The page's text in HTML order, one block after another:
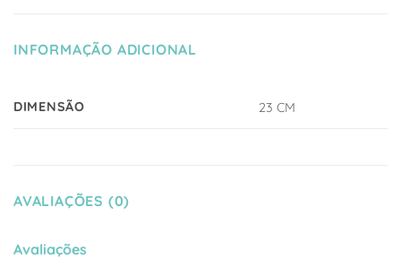
INFORMAÇÃO ADICIONAL
DIMENSÃO 23 CM
AVALIAÇÕES (0)
Avaliações